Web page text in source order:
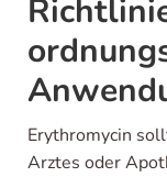
Erythromycin
Arztes oder